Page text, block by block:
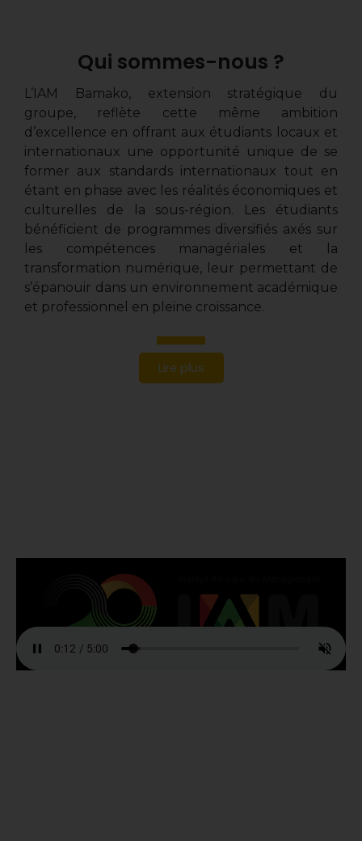
Qui sommes-nous ?
L’IAM Bamako,extension stratégique du
groupe, reflète cette même ambition
d’excellence en offrant aux étudiants locaux et
internationaux une opportunité unique de se
former aux standards internationaux tout en
étant en phase avec les réalités économiques et
culturelles de la sous-région. Les étudiants
bénéficient de programmes diversifiés axés sur
les compétences managériales et la
transformation numérique, leur permettant de
s’épanouir dans un environnement académique
et professionnel en pleine croissance.
Lire plus